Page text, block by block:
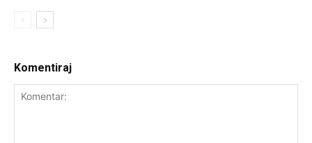
Komentiraj